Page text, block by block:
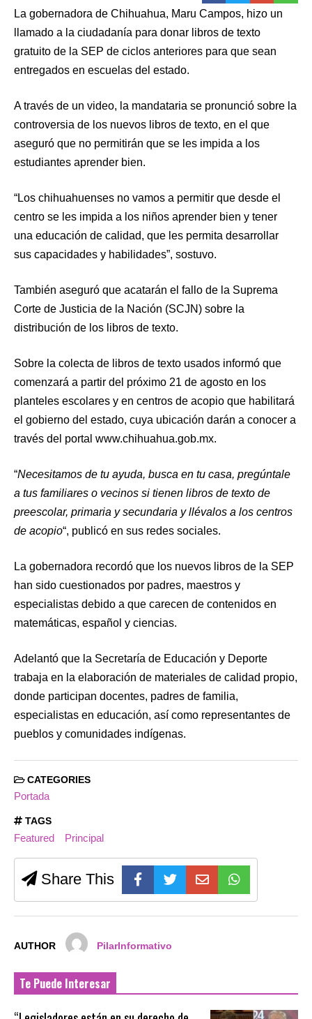
La gobernadora de Chihuahua, Maru Campos, hizo un
llamado a la ciudadanía para donar libros de texto
gratuito de la SEP de ciclos anteriores para que sean
entregados en escuelas del estado.
A través de un video, la mandataria se pronunció sobre la
controversia de los nuevos libros de texto, en el que
aseguró que no permitirán que se les impida a los
estudiantes aprender bien.
“Los chihuahuenses no vamos a permitir que desde el
centro se les impida a los niños aprender bien y tener
una educación de calidad, que les permita desarrollar
sus capacidades y habilidades”, sostuvo.
También aseguró que acatarán el fallo de la Suprema
Corte de Justicia de la Nación (SCJN) sobre la
distribución de los libros de texto.
Sobre la colecta de libros de texto usados informó que
comenzará a partir del próximo 21 de agosto en los
planteles escolares y en centros de acopio que habilitará
el gobierno del estado, cuya ubicación darán a conocer a
través del portal www.chihuahua.gob.mx.
“Necesitamos de tu ayuda, busca en tu casa, pregúntale
a tus familiares o vecinos si tienen libros de texto de
preescolar, primaria y secundaria y llévalos a los centros
de acopio“, publicó en sus redes sociales.
La gobernadora recordó que los nuevos libros de la SEP
han sido cuestionados por padres, maestros y
especialistas debido a que carecen de contenidos en
matemáticas, español y ciencias.
Adelantó que la Secretaría de Educación y Deporte
trabaja en la elaboración de materiales de calidad propio,
donde participan docentes, padres de familia,
especialistas en educación, así como representantes de
pueblos y comunidades indígenas.
CATEGORIES
Portada
TAGS
Featured Principal
Share This
AUTHOR PilarInformativo
Te Puede Interesar